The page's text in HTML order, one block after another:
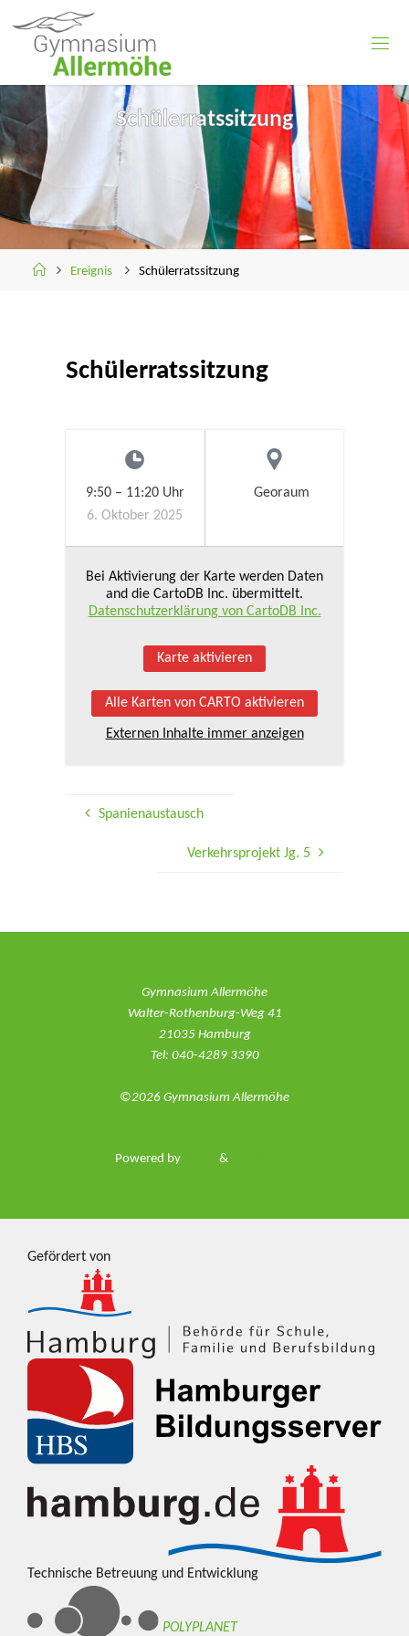
content
Schülerratssitzung
HomeEreignis Schülerratssitzung
Schülerratssitzung
9:50– 11:20Uhr
6. Oktober 2025
Georaum
Bei Aktivierung der Karte werden Daten
and die CartoDB Inc. übermittelt.
Datenschutzerklärung von CartoDB Inc.
Karte aktivieren
Alle Karten von CARTO aktivieren
Externen Inhalte immer anzeigen
Spanienaustausch
Verkehrsprojekt Jg. 5
Gymnasium Allermöhe
Walter-Rothenburg-Weg 41
21035 Hamburg
Tel: 040-4289 3390
©2026 Gymnasium Allermöhe
Powered by &
Gefördert von
Technische Betreuung und Entwicklung
POLYPLANET